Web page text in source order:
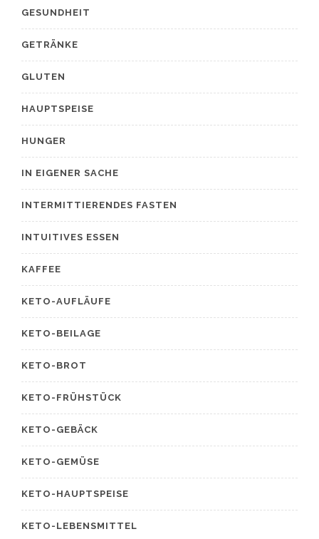
GESUNDHEIT
GETRÄNKE
GLUTEN
HAUPTSPEISE
HUNGER
IN EIGENER SACHE
INTERMITTIERENDES FASTEN
INTUITIVES ESSEN
KAFFEE
KETO-AUFLÄUFE
KETO-BEILAGE
KETO-BROT
KETO-FRÜHSTÜCK
KETO-GEBÄCK
KETO-GEMÜSE
KETO-HAUPTSPEISE
KETO-LEBENSMITTEL